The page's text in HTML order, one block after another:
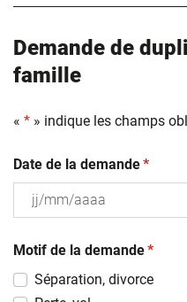
Demande de
famille
« * » indique les champs
Date de la demande*
slash
MM
slash
Motif de la demande*
Séparation, divorce